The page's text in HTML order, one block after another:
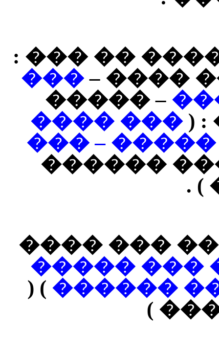
��������
���
���
– �����
��� ����
�����
) ( ����
����� ���
�������
���� �
) (